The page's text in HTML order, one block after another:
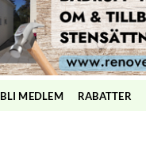
BLI MEDLEM RABATTER